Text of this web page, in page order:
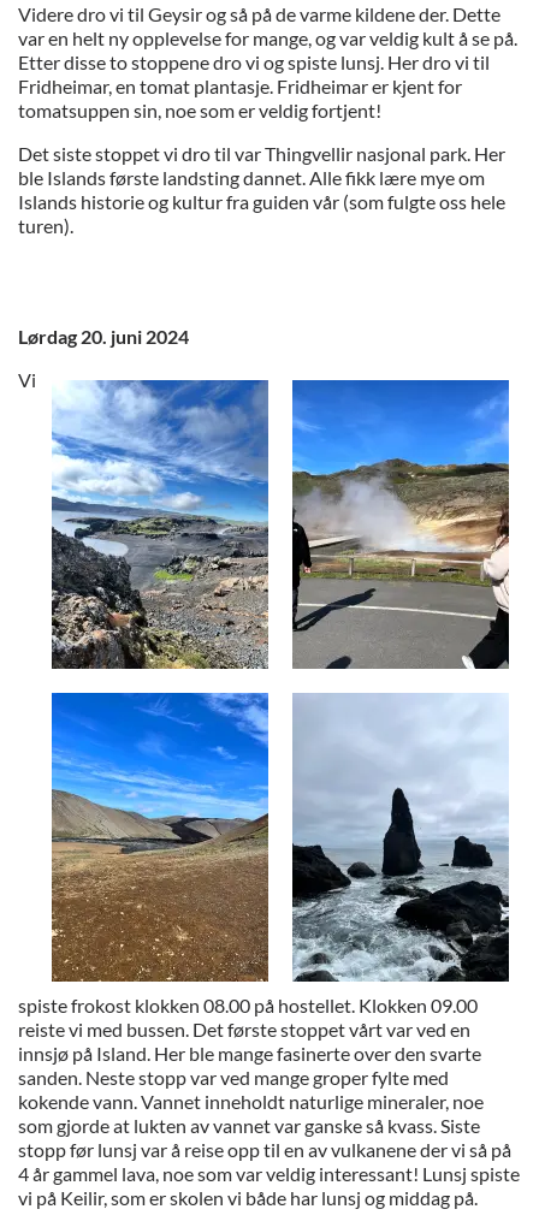
Videre dro vi til Geysir og så på de varme kildene der. Dette
var en helt ny opplevelse for mange, og var veldig kult å se på.
Etter disse to stoppene dro vi og spiste lunsj. Her dro vi til
Fridheimar, en tomat plantasje. Fridheimar er kjent for
tomatsuppen sin, noe som er veldig fortjent!
Det siste stoppet vi dro til var Thingvellir nasjonal park. Her
ble Islands første landsting dannet. Alle fikk lære mye om
Islands historie og kultur fra guiden vår (som fulgte oss hele
turen).
Lørdag 20. juni 2024
Vi
spiste frokost klokken 08.00 på hostellet. Klokken 09.00
reiste vi med bussen. Det første stoppet vårt var ved en
innsjø på Island. Her ble mange fasinerte over den svarte
sanden. Neste stopp var ved mange groper fylte med
kokende vann. Vannet inneholdt naturlige mineraler, noe
som gjorde at lukten av vannet var ganske så kvass. Siste
stopp før lunsj var å reise opp til en av vulkanene der vi så på
4 år gammel lava, noe som var veldig interessant! Lunsj spiste
vi på Keilir, som er skolen vi både har lunsj og middag på.